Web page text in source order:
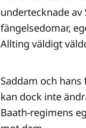
undertecknade
fängelsedomar,
Allting väldigt
Saddam och
kan dock inte
Baath-regimens